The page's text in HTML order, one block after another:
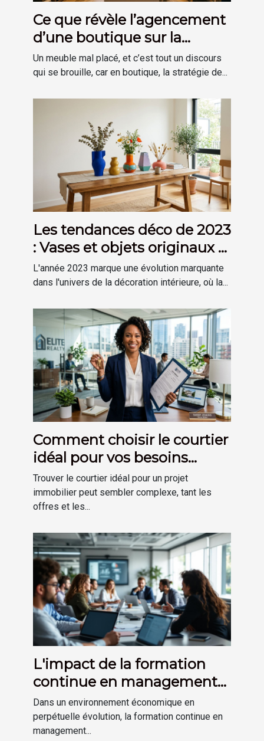
Ce que révèle l’agencement
d’une boutique sur la
stratégie de marque
Un meuble mal placé, et c’est tout un discours
qui se brouille, car en boutique, la stratégie de...
Les tendances déco de 2023
: Vases et objets originaux à
découvrir
L'année 2023 marque une évolution marquante
dans l'univers de la décoration intérieure, où la...
Comment choisir le courtier
idéal pour vos besoins
immobiliers ?
Trouver le courtier idéal pour un projet
immobilier peut sembler complexe, tant les
offres et les...
L'impact de la formation
continue en management
sur la performance
d'entreprise
Dans un environnement économique en
perpétuelle évolution, la formation continue en
management...